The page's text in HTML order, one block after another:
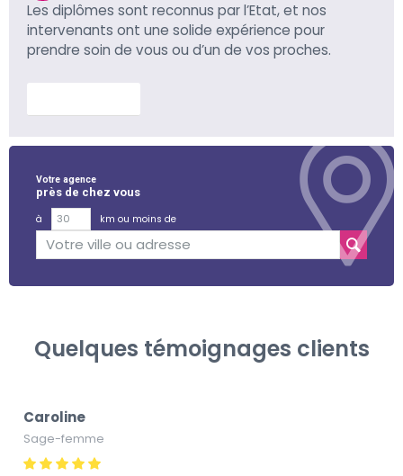
Les diplômes sont reconnus par l’Etat, et nos
intervenants ont une solide expérience pour
prendre soin de vous ou d’un de vos proches.
Votre agence
près de chez vous
à
km ou moins de
Quelques témoignages clients
Caroline
Sage-femme